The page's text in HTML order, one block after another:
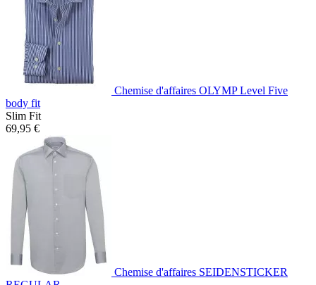
Chemise d'affaires OLYMP Level Five
body fit
Slim Fit
69,95 €
Chemise d'affaires SEIDENSTICKER